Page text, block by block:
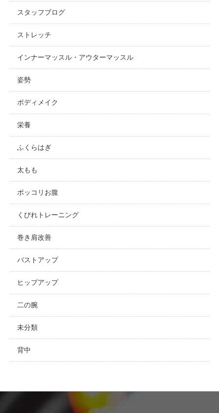
スタッフブログ
ストレッチ
インナーマッスル・アウターマッスル
姿勢
ボディメイク
栄養
ふくらはぎ
太もも
ポッコリお腹
くびれトレーニング
巻き肩改善
バストアップ
ヒップアップ
二の腕
未分類
背中